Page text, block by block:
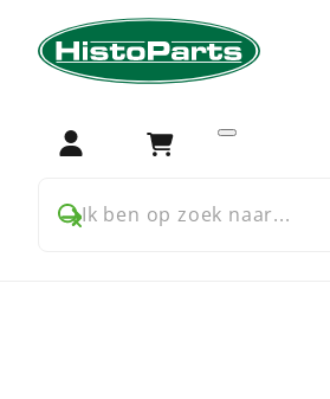
Login Winkelwagen
Ik ben op zoek naar...
Home Trekker onderdelen